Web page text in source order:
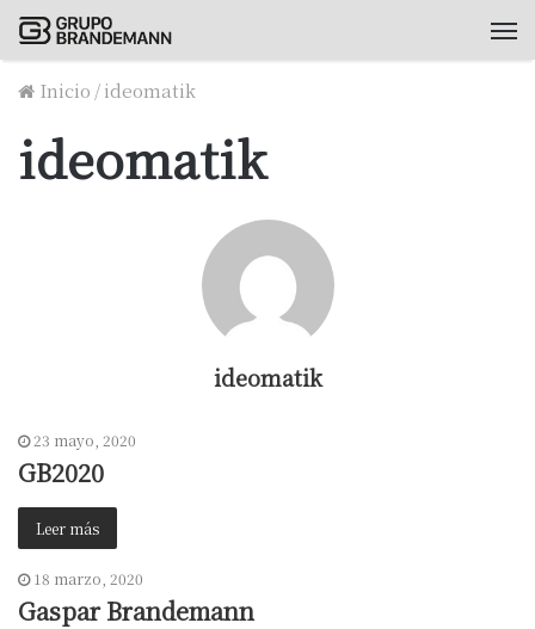
Inicio /ideomatik
ideomatik
ideomatik
23 mayo, 2020
GB2020
Leer más
18 marzo, 2020
Gaspar Brandemann